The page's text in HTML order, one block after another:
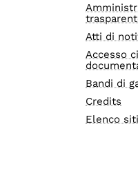
Atti di
Accesso
Bandi di
Credits
Elenco